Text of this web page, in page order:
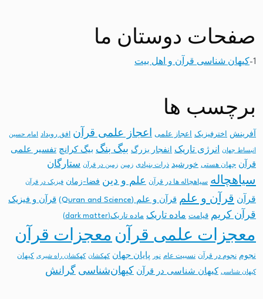
صفحات دوستان ما
1- کیهان شناسی قرآن و اهل بیت
برچسب ها
آفرینش اخترفیزیک اعجاز علمی اعجاز علمی قرآن افق رویداد امام حسین
انبساط جهان انرژی تاریک انفجار بزرگ بیگ بنگ بیگ کرانچ تفسیر علمی
قرآن جهان هستی خورشید ذرات بنیادی زمین زمین در قرآن ستارگان
سیاهچاله سیاهچاله ها در قرآن علم و دین فضا-زمان فیزیک در قرآن
قرآن قرآن و علم قرآن و علم (Quran and Science) قرآن و فیزیک
قرآن کریم قیامت ماده تاریک ماده تاریک(dark matter)
معجزات علمی قرآن معجزات قرآن
نجوم نجوم در قرآن نسبیت عام نور پایان جهان کهکشان کهکشان راه شیری کیهان
کیهان شناسی کیهان شناسی در قرآن کیهان‌شناسی گرانش